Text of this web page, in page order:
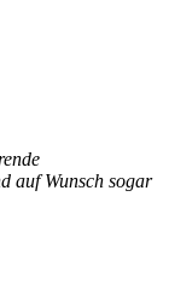
auf Wunsch sogar